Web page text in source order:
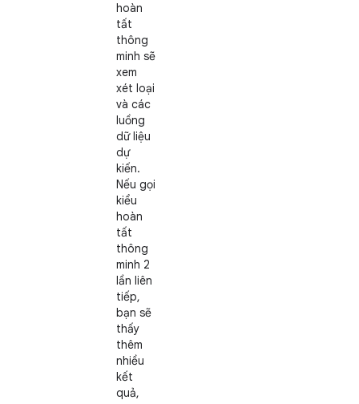
hoàn
tất
thông
minh sẽ
xem
xét loại
và các
luồng
dữ liệu
dự
kiến.
Nếu gọi
kiểu
hoàn
tất
thông
minh 2
lần liên
tiếp,
bạn sẽ
thấy
thêm
nhiều
kết
quả,